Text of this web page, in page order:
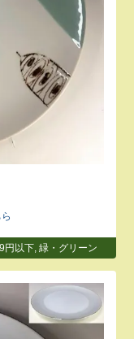
円以下 ,緑・グリーン